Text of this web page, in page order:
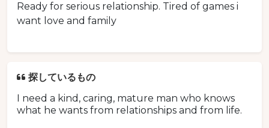
Ready for serious relationship. Tired of games i
want love and family
探しているもの
I need a kind, caring, mature man who knows
what he wants from relationships and from life.